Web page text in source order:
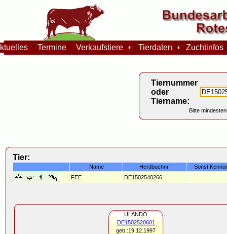
Termine Verkaufstiere Tierdaten Zuchtinfos
Tiernummer
oder
Tiername:
Bitte
Tier:
Name Herdbuchnr.
FEE
DE1502540266
ULANDO
DE1502520601
geb.:19.12.1997